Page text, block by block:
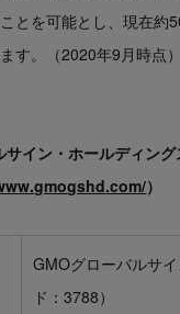
とを可能とし、現在約
す。（2020年9月時点）
サイン・ホールディング
gshd.com/）
GMOグローバルサ
ド：3788）